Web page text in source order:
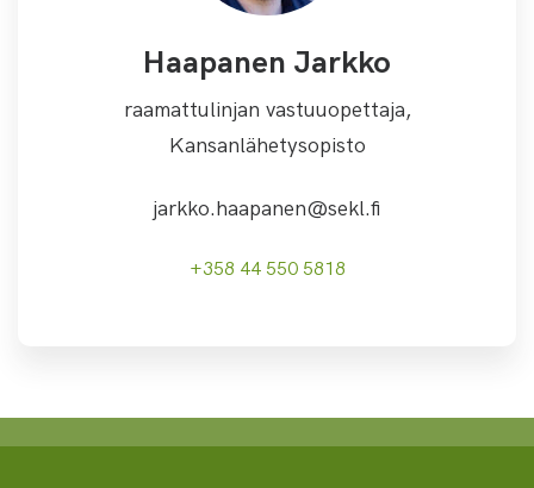
Haapanen Jarkko
raamattulinjan vastuuopettaja,
Kansanlähetysopisto
jarkko.haapanen@sekl.fi
+358 44 550 5818